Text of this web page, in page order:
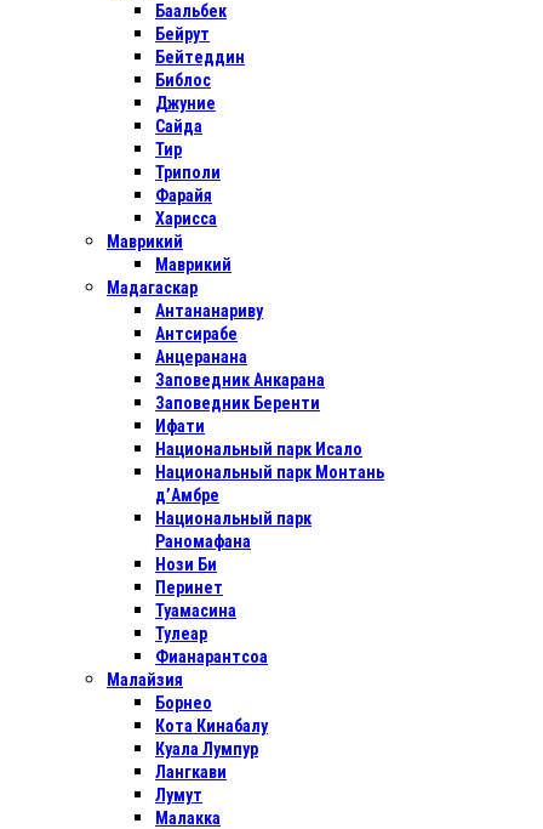
Баальбек
Бейрут
Бейтеддин
Библос
Джуние
Сайда
Тир
Триполи
Фарайя
Харисса
Маврикий
Маврикий
Мадагаскар
Антананариву
Антсирабе
Анцеранана
Заповедник Анкарана
Заповедник Беренти
Ифати
Национальный парк Исало
Национальный парк Монтань
д’Амбре
Национальный парк
Раномафана
Нози Би
Перинет
Туамасина
Тулеар
Фианарантсоа
Малайзия
Борнео
Кота Кинабалу
Куала Лумпур
Лангкави
Лумут
Малакка